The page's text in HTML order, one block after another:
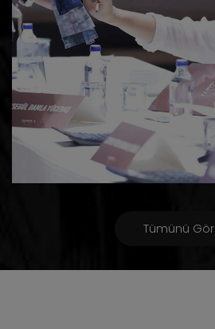
Tümünü Gör